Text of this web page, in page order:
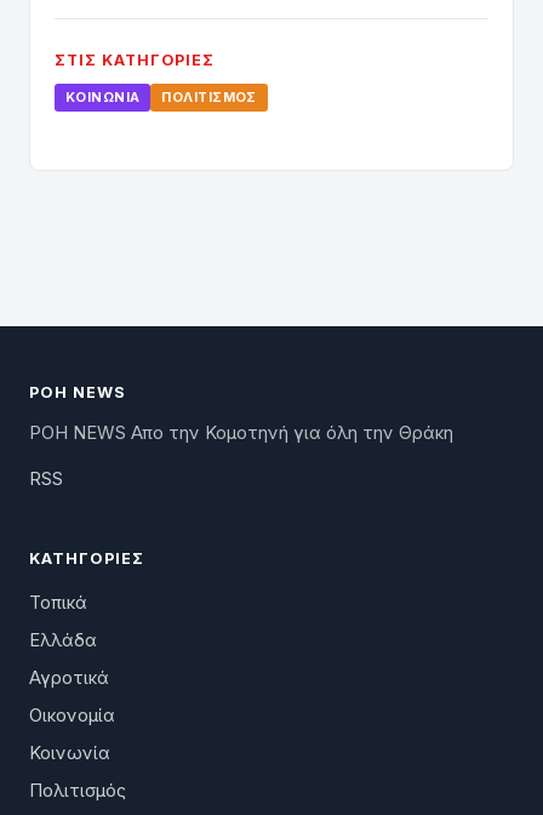
ΣΤΙΣ ΚΑΤΗΓΟΡΊΕΣ
ΚΟΙΝΩΝΊΑ ΠΟΛΙΤΙΣΜΌΣ
ΡΟΗ NEWS
ΡΟΗ NEWS Απο την Κομοτηνή για όλη την Θράκη
RSS
ΚΑΤΗΓΟΡΊΕΣ
Τοπικά
Ελλάδα
Αγροτικά
Οικονομία
Κοινωνία
Πολιτισμός